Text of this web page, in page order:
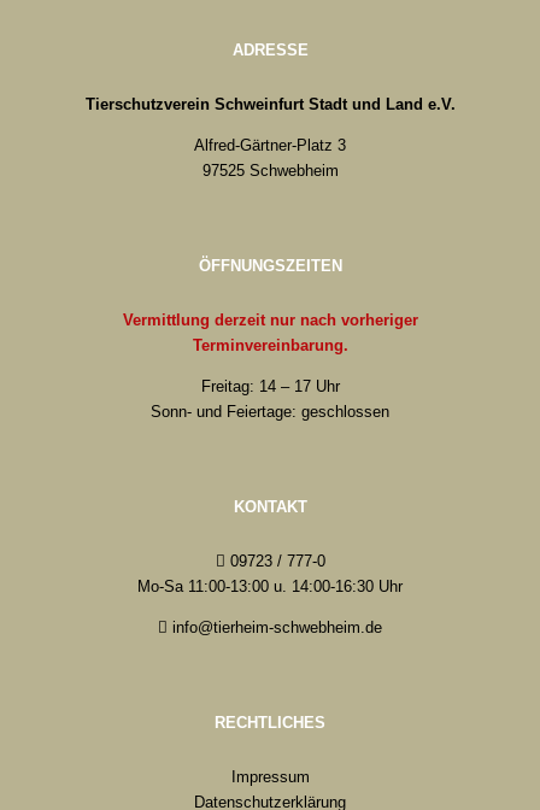
ADRESSE
Tierschutzverein Schweinfurt Stadt und Land e.V.
Alfred-Gärtner-Platz 3
97525 Schwebheim
ÖFFNUNGSZEITEN
Vermittlung derzeit nur nach vorheriger
Terminvereinbarung.
Freitag: 14 – 17 Uhr
Sonn- und Feiertage: geschlossen
KONTAKT
09723 / 777-0
Mo-Sa 11:00-13:00 u. 14:00-16:30 Uhr
info@tierheim-schwebheim.de
RECHTLICHES
Impressum
Datenschutzerklärung